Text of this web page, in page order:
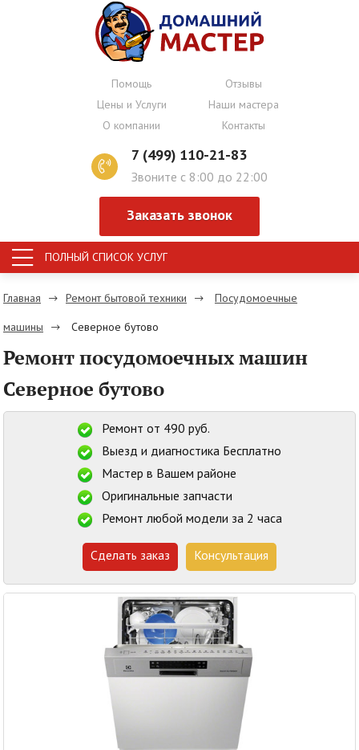
Помощь
Отзывы
Цены и Услуги
Наши мастера
О компании
Контакты
7 (499) 110-21-83
Звоните с 8:00 до 22:00
Заказать звонок
ПОЛНЫЙ СПИСОК УСЛУГ
Главная Ремонт бытовой техники Посудомоечные
машины Северное бутово
Ремонт посудомоечных машин
Северное бутово
Ремонт от 490 руб.
Выезд и диагностика Бесплатно
Мастер в Вашем районе
Оригинальные запчасти
Ремонт любой модели за 2 часа
Сделать заказ Консультация